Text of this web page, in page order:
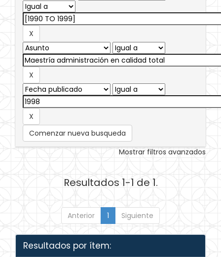
Comenzar nueva busqueda
Mostrar filtros avanzados
Resultados 1-1 de 1.
Anterior 1 Siguiente
Resultados por ítem: